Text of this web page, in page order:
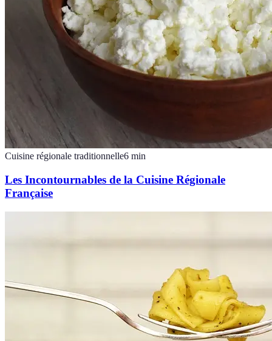
Cuisine régionale traditionnelle6 min
Les Incontournables de la Cuisine Régionale
Française